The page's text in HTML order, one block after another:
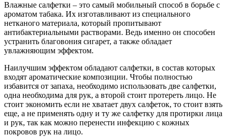
Влажные салфетки – это самый мобильный способ в борьбе с
ароматом табака. Их изготавливают из специального
нетканого материала, который пропитывают
антибактериальными растворами. Ведь именно он способен
устранить благовония сигарет, а также обладает
увлажняющим эффектом.
Наилучшим эффектом обладают салфетки, в состав которых
входят ароматические композиции. Чтобы полностью
избавится от запаха, необходимо использовать две салфетки,
одна необходима для рук, а второй стоит протереть лицо. Не
стоит экономить если не хватает двух салфеток, то стоит взять
еще, а не применять одну и ту же салфетку для протирки лица
и рук, так как можно перенести инфекцию с кожных
покровов рук на лицо.